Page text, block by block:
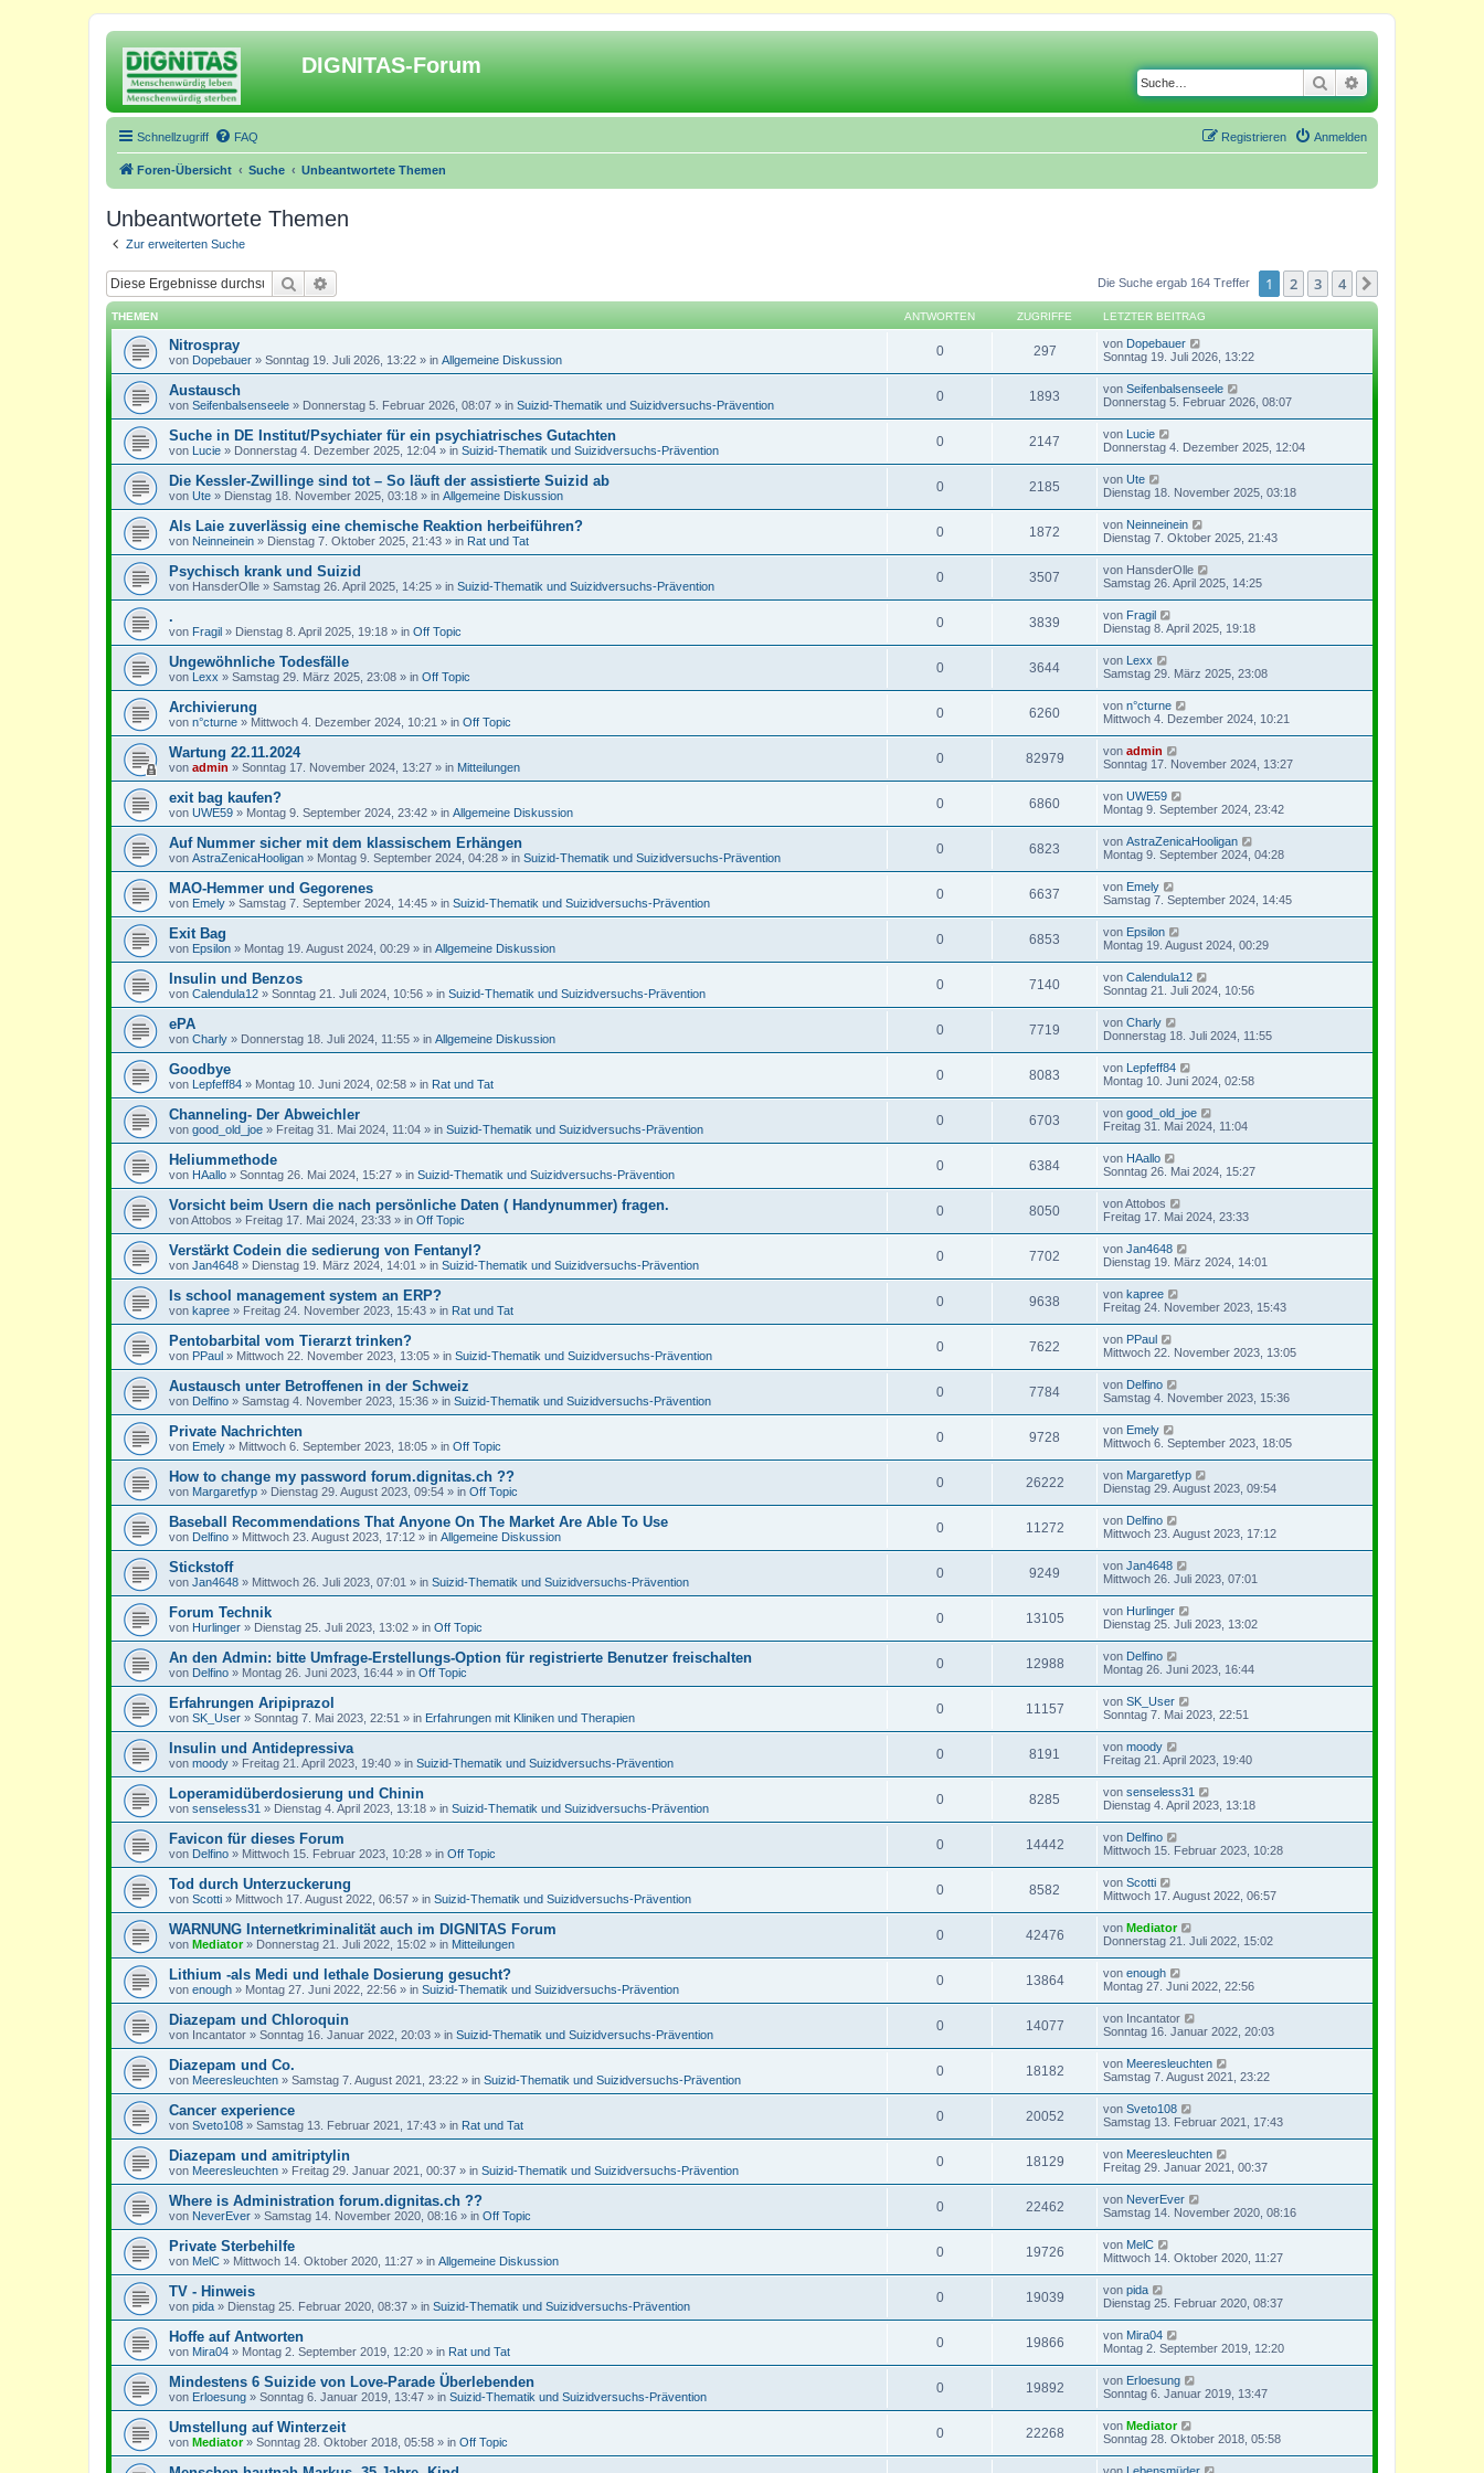
DIGNITAS-Forum
Suche
Schnellzugriff FAQ Anmelden
Registrieren
Foren-Übersicht Suche Unbeantwortete Themen
Unbeantwortete Themen
Zur erweiterten Suche
Suche Die Suche ergab 164 Treffer 1 2 3 4
THEMEN ANTWORTEN ZUGRIFFE LETZTER BEITRAG
Nitrospray
von Dopebauer » Sonntag 19. Juli 2026, 13:22 » in Allgemeine Diskussion
0 297 von Dopebauer
Sonntag 19. Juli 2026, 13:22
Austausch
von Seifenbalsenseele » Donnerstag 5. Februar 2026, 08:07 » in Suizid-Thematik und Suizidversuchs-Prävention
0 1893 von Seifenbalsenseele
Donnerstag 5. Februar 2026, 08:07
Suche in DE Institut/Psychiater für ein psychiatrisches Gutachten
von Lucie » Donnerstag 4. Dezember 2025, 12:04 » in Suizid-Thematik und Suizidversuchs-Prävention
0 2147 von Lucie
Donnerstag 4. Dezember 2025, 12:04
Die Kessler-Zwillinge sind tot – So läuft der assistierte Suizid ab
von Ute » Dienstag 18. November 2025, 03:18 » in Allgemeine Diskussion
0 2185 von Ute
Dienstag 18. November 2025, 03:18
Als Laie zuverlässig eine chemische Reaktion herbeiführen?
von Neinneinein » Dienstag 7. Oktober 2025, 21:43 » in Rat und Tat
0 1872 von Neinneinein
Dienstag 7. Oktober 2025, 21:43
Psychisch krank und Suizid
von HansderOlle » Samstag 26. April 2025, 14:25 » in Suizid-Thematik und Suizidversuchs-Prävention
0 3507 von HansderOlle
Samstag 26. April 2025, 14:25
.
von Fragil » Dienstag 8. April 2025, 19:18 » in Off Topic
0 3839 von Fragil
Dienstag 8. April 2025, 19:18
Ungewöhnliche Todesfälle
von Lexx » Samstag 29. März 2025, 23:08 » in Off Topic
0 3644 von Lexx
Samstag 29. März 2025, 23:08
Archivierung
von n°cturne » Mittwoch 4. Dezember 2024, 10:21 » in Off Topic
0 6260 von n°cturne
Mittwoch 4. Dezember 2024, 10:21
Wartung 22.11.2024
von admin » Sonntag 17. November 2024, 13:27 » in Mitteilungen
0 82979 von admin
Sonntag 17. November 2024, 13:27
exit bag kaufen?
von UWE59 » Montag 9. September 2024, 23:42 » in Allgemeine Diskussion
0 6860 von UWE59
Montag 9. September 2024, 23:42
Auf Nummer sicher mit dem klassischem Erhängen
von AstraZenicaHooligan » Montag 9. September 2024, 04:28 » in Suizid-Thematik und Suizidversuchs-Prävention
0 6823 von AstraZenicaHooligan
Montag 9. September 2024, 04:28
MAO-Hemmer und Gegorenes
von Emely » Samstag 7. September 2024, 14:45 » in Suizid-Thematik und Suizidversuchs-Prävention
0 6637 von Emely
Samstag 7. September 2024, 14:45
Exit Bag
von Epsilon » Montag 19. August 2024, 00:29 » in Allgemeine Diskussion
0 6853 von Epsilon
Montag 19. August 2024, 00:29
Insulin und Benzos
von Calendula12 » Sonntag 21. Juli 2024, 10:56 » in Suizid-Thematik und Suizidversuchs-Prävention
0 7140 von Calendula12
Sonntag 21. Juli 2024, 10:56
ePA
von Charly » Donnerstag 18. Juli 2024, 11:55 » in Allgemeine Diskussion
0 7719 von Charly
Donnerstag 18. Juli 2024, 11:55
Goodbye
von Lepfeff84 » Montag 10. Juni 2024, 02:58 » in Rat und Tat
0 8083 von Lepfeff84
Montag 10. Juni 2024, 02:58
Channeling- Der Abweichler
von good_old_joe » Freitag 31. Mai 2024, 11:04 » in Suizid-Thematik und Suizidversuchs-Prävention
0 6703 von good_old_joe
Freitag 31. Mai 2024, 11:04
Heliummethode
von HAallo » Sonntag 26. Mai 2024, 15:27 » in Suizid-Thematik und Suizidversuchs-Prävention
0 6384 von HAallo
Sonntag 26. Mai 2024, 15:27
Vorsicht beim Usern die nach persönliche Daten ( Handynummer) fragen.
vonAttobos » Freitag 17. Mai 2024, 23:33 » in Off Topic
0 8050 vonAttobos
Freitag 17. Mai 2024, 23:33
Verstärkt Codein die sedierung von Fentanyl?
von Jan4648 » Dienstag 19. März 2024, 14:01 » in Suizid-Thematik und Suizidversuchs-Prävention
0 7702 von Jan4648
Dienstag 19. März 2024, 14:01
Is school management system an ERP?
von kapree » Freitag 24. November 2023, 15:43 » in Rat und Tat
0 9638 von kapree
Freitag 24. November 2023, 15:43
Pentobarbital vom Tierarzt trinken?
von PPaul » Mittwoch 22. November 2023, 13:05 » in Suizid-Thematik und Suizidversuchs-Prävention
0 7622 von PPaul
Mittwoch 22. November 2023, 13:05
Austausch unter Betroffenen in der Schweiz
von Delfino » Samstag 4. November 2023, 15:36 » in Suizid-Thematik und Suizidversuchs-Prävention
0 7784 von Delfino
Samstag 4. November 2023, 15:36
Private Nachrichten
von Emely » Mittwoch 6. September 2023, 18:05 » in Off Topic
0 9728 von Emely
Mittwoch 6. September 2023, 18:05
How to change my password forum.dignitas.ch ??
von Margaretfyp » Dienstag 29. August 2023, 09:54 » in Off Topic
0 26222 von Margaretfyp
Dienstag 29. August 2023, 09:54
Baseball Recommendations That Anyone On The Market Are Able To Use
von Delfino » Mittwoch 23. August 2023, 17:12 » in Allgemeine Diskussion
0 11272 von Delfino
Mittwoch 23. August 2023, 17:12
Stickstoff
von Jan4648 » Mittwoch 26. Juli 2023, 07:01 » in Suizid-Thematik und Suizidversuchs-Prävention
0 9249 von Jan4648
Mittwoch 26. Juli 2023, 07:01
Forum Technik
von Hurlinger » Dienstag 25. Juli 2023, 13:02 » in Off Topic
0 13105 von Hurlinger
Dienstag 25. Juli 2023, 13:02
An den Admin: bitte Umfrage-Erstellungs-Option für registrierte Benutzer freischalten
von Delfino » Montag 26. Juni 2023, 16:44 » in Off Topic
0 12988 von Delfino
Montag 26. Juni 2023, 16:44
Erfahrungen Aripiprazol
von SK_User » Sonntag 7. Mai 2023, 22:51 » in Erfahrungen mit Kliniken und Therapien
0 11157 von SK_User
Sonntag 7. Mai 2023, 22:51
Insulin und Antidepressiva
von moody » Freitag 21. April 2023, 19:40 » in Suizid-Thematik und Suizidversuchs-Prävention
0 8191 von moody
Freitag 21. April 2023, 19:40
Loperamidüberdosierung und Chinin
von senseless31 » Dienstag 4. April 2023, 13:18 » in Suizid-Thematik und Suizidversuchs-Prävention
0 8285 von senseless31
Dienstag 4. April 2023, 13:18
Favicon für dieses Forum
von Delfino » Mittwoch 15. Februar 2023, 10:28 » in Off Topic
0 14442 von Delfino
Mittwoch 15. Februar 2023, 10:28
Tod durch Unterzuckerung
von Scotti » Mittwoch 17. August 2022, 06:57 » in Suizid-Thematik und Suizidversuchs-Prävention
0 8582 von Scotti
Mittwoch 17. August 2022, 06:57
WARNUNG Internetkriminalität auch im DIGNITAS Forum
von Mediator» Donnerstag 21. Juli 2022, 15:02 » in Mitteilungen
0 42476 von Mediator
Donnerstag 21. Juli 2022, 15:02
Lithium -als Medi und lethale Dosierung gesucht?
von enough » Montag 27. Juni 2022, 22:56 » in Suizid-Thematik und Suizidversuchs-Prävention
0 13864 von enough
Montag 27. Juni 2022, 22:56
Diazepam und Chloroquin
von Incantator » Sonntag 16. Januar 2022, 20:03 » in Suizid-Thematik und Suizidversuchs-Prävention
0 14077 von Incantator
Sonntag 16. Januar 2022, 20:03
Diazepam und Co.
von Meeresleuchten » Samstag 7. August 2021, 23:22 » in Suizid-Thematik und Suizidversuchs-Prävention
0 18182 von Meeresleuchten
Samstag 7. August 2021, 23:22
Cancer experience
von Sveto108 » Samstag 13. Februar 2021, 17:43 » in Rat und Tat
0 20052 von Sveto108
Samstag 13. Februar 2021, 17:43
Diazepam und amitriptylin
von Meeresleuchten » Freitag 29. Januar 2021, 00:37 » in Suizid-Thematik und Suizidversuchs-Prävention
0 18129 von Meeresleuchten
Freitag 29. Januar 2021, 00:37
Where is Administration forum.dignitas.ch ??
von NeverEver » Samstag 14. November 2020, 08:16 » in Off Topic
0 22462 von NeverEver
Samstag 14. November 2020, 08:16
Private Sterbehilfe
von MelC » Mittwoch 14. Oktober 2020, 11:27 » in Allgemeine Diskussion
0 19726 von MelC
Mittwoch 14. Oktober 2020, 11:27
TV - Hinweis
von pida » Dienstag 25. Februar 2020, 08:37 » in Suizid-Thematik und Suizidversuchs-Prävention
0 19039 von pida
Dienstag 25. Februar 2020, 08:37
Hoffe auf Antworten
von Mira04 » Montag 2. September 2019, 12:20 » in Rat und Tat
0 19866 von Mira04
Montag 2. September 2019, 12:20
Mindestens 6 Suizide von Love-Parade Überlebenden
von Erloesung » Sonntag 6. Januar 2019, 13:47 » in Suizid-Thematik und Suizidversuchs-Prävention
0 19892 von Erloesung
Sonntag 6. Januar 2019, 13:47
Umstellung auf Winterzeit
von Mediator» Sonntag 28. Oktober 2018, 05:58 » in Off Topic
0 22268 von Mediator
Sonntag 28. Oktober 2018, 05:58
von Lebensmüder